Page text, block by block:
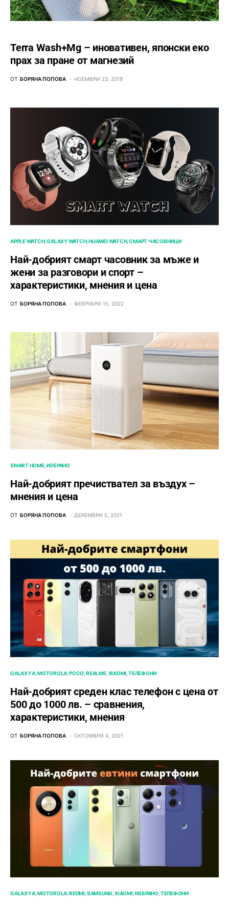
Terra Wash+Mg – иновативен, японски еко
прах за пране от магнезий
ОТ БОРЯНА ПОПОВА НОЕМВРИ 23, 2019
APPLE WATCH GALAXY WATCH HUAWEI WATCH СМАРТ ЧАСОВНИЦИ
Най-добрият смарт часовник за мъже и
жени за разговори и спорт –
характеристики, мнения и цена
ОТ БОРЯНА ПОПОВА ФЕВРУАРИ 15, 2022
SMART HOME ИЗБРАНО
Най-добрият пречиствател за въздух –
мнения и цена
ОТ БОРЯНА ПОПОВА ДЕКЕМВРИ 5, 2021
GALAXY A MOTOROLA POCO REALME XIAOMI ТЕЛЕФОНИ
Най-добрият среден клас телефон с цена от
500 до 1000 лв. – сравнения,
характеристики, мнения
ОТ БОРЯНА ПОПОВА ОКТОМВРИ 4, 2021
GALAXY A MOTOROLA REDMI SAMSUNG XIAOMI ИЗБРАНО ТЕЛЕФОНИ